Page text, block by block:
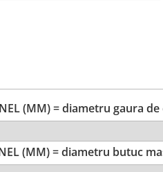
(MM) = diametru gaura
(MM) = diametru butuc